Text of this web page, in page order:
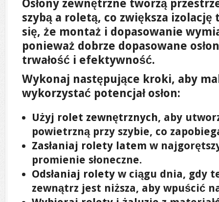
Osłony zewnętrzne tworzą
szybą a roletą, co zwiększa
się, że montaż i dopasowanie
ponieważ dobrze dopasowane
trwałość i efektywność.
Wykonaj następujące kroki, aby
wykorzystać potencjał osłon:
Użyj rolet zewnętrznych, aby
powietrzną przy szybie, co
Zasłaniaj rolety latem w
promienie słoneczne.
Odsłaniaj rolety w ciągu dnia, gdy
zewnątrz jest niższa, aby wpuścić